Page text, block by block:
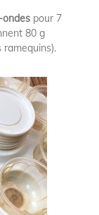
pour 7
80 g